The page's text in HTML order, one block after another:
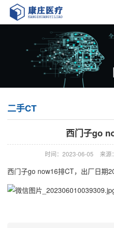
二手CT
西门子go
时间：2023-06-05 来源
西门子go now16排CT，出厂日期